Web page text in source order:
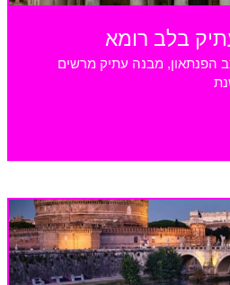
בלב רומא
הפנתאון, מבנה עתיק מרשים